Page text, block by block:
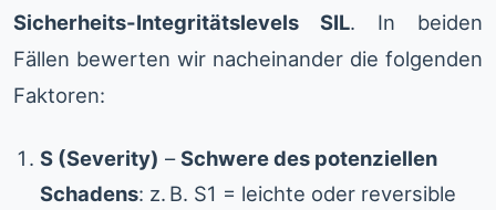
Sicherheits-Integritätslevels SIL. In beiden
Fällen bewerten wir nacheinander die folgenden
Faktoren:
S (Severity) –Schwere des potenziellen
Schadens: z. B. S1 = leichte oder reversible